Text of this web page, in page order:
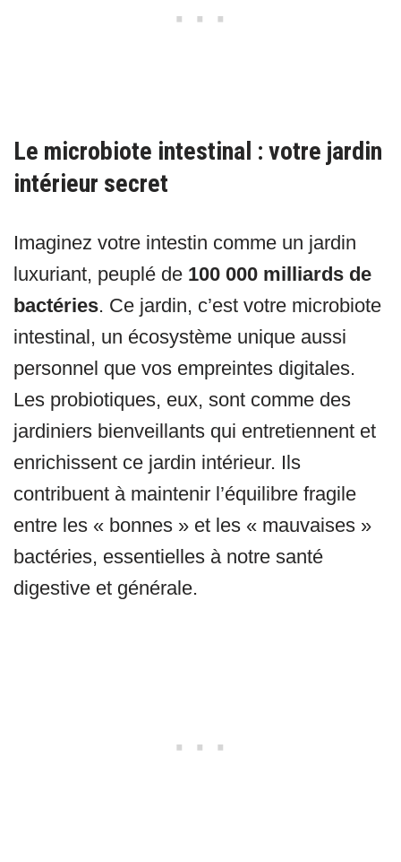
Le microbiote intestinal : votre jardin
intérieur secret
Imaginez votre intestin comme un jardin
luxuriant, peuplé de 100 000 milliards de
bactéries. Ce jardin, c’est votre microbiote
intestinal, un écosystème unique aussi
personnel que vos empreintes digitales.
Les probiotiques, eux, sont comme des
jardiniers bienveillants qui entretiennent et
enrichissent ce jardin intérieur. Ils
contribuent à maintenir l’équilibre fragile
entre les « bonnes » et les « mauvaises »
bactéries, essentielles à notre santé
digestive et générale.